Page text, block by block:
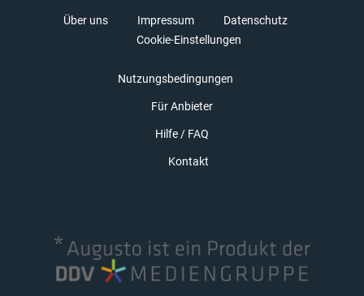
Über uns Impressum
Datenschutz
Cookie-Einstellungen
Nutzungsbedingungen
Für Anbieter
Hilfe / FAQ
Kontakt